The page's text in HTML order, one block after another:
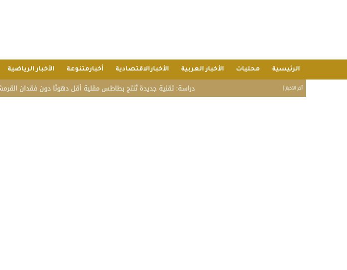
الرئيسية محليات الأخبار العربية الأخبارالاقتصادية أخبارمتنوعة الأخبار الرياضية
أخر الأخبار | دراسة: تقنية جديدة تُنتج بطاطس مقلية أقل دهونًا دون فقدان القرمشة